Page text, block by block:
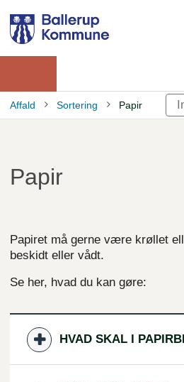
hovedindhold
Primær
navigation
Affald Sortering Papir
Papir
Papiret må gerne være krøllet
beskidt eller vådt.
Se her, hvad du kan gøre:
HVAD SKAL I